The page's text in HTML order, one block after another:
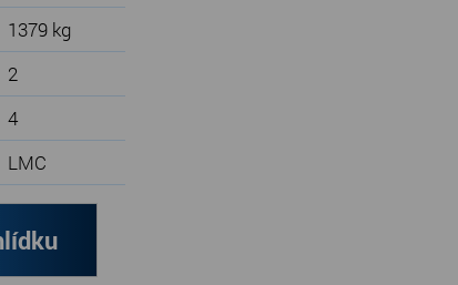
1379 kg
2
4
LMC